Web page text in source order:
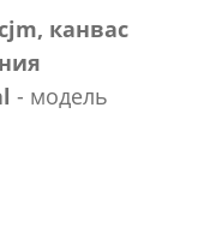
cjm, канвас
- модель